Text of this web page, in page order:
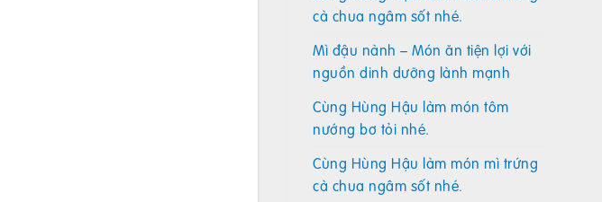
cà chua ngâm sốt nhé.
Mì đậu nành – Món ăn tiện lợi với
nguồn dinh dưỡng lành mạnh
Cùng Hùng Hậu làm món tôm
nướng bơ tỏi nhé.
Cùng Hùng Hậu làm món mì trứng
cà chua ngâm sốt nhé.